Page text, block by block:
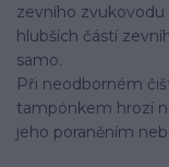
zevního
hlubších částí
samo.
Při neodborném
tampónkem hrozí
jeho poraněním